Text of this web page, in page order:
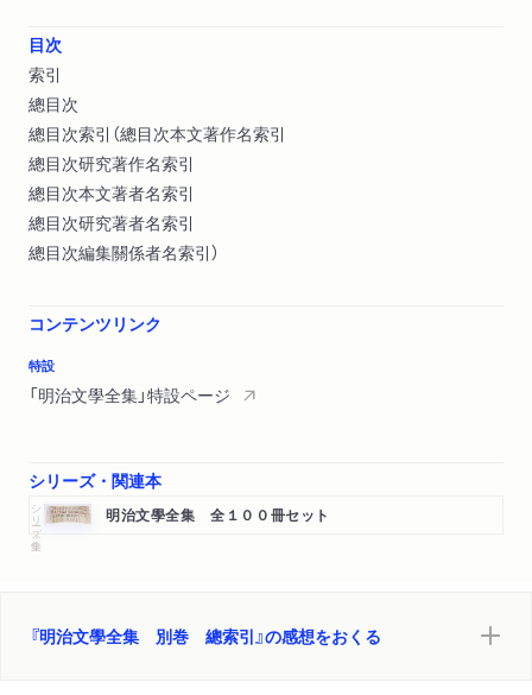
目次
索引
總目次
總目次索引（總目次本文著作名索引
總目次研究著作名索引
總目次本文著者名索引
總目次研究著者名索引
總目次編集關係者名索引）
コンテンツリンク
特設
「明治文學全集」特設ページ
シリーズ・関連本
シリーズ・全集 明治文學全集 全１００冊セット
『明治文學全集 別巻 總索引』の感想をおくる